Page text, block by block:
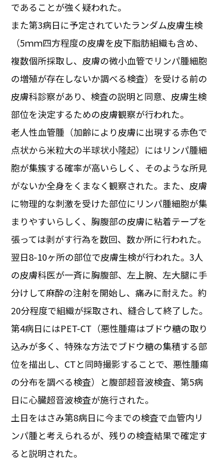
であることが強く疑われた。
また第3病日に予定されていたランダム皮膚生検
（5ｍｍ四方程度の皮膚を皮下脂肪組織も含め、
複数個所採取し、皮膚の微小血管でリンパ腫細胞
の増殖が存在しないか調べる検査）を受ける前の
皮膚科診察があり、検査の説明と同意、皮膚生検
部位を決定するための皮膚観察が行われた。
老人性血管腫（加齢により皮膚に出現する赤色で
点状から米粒大の半球状小隆起）にはリンパ腫細
胞が集簇する確率が高いらしく、そのような所見
がないか全身をくまなく観察された。また、皮膚
に物理的な刺激を受けた部位にリンパ腫細胞が集
まりやすいらしく、胸腹部の皮膚に粘着テープを
張っては剥がす行為を数回、数か所に行われた。
翌日8-10ヶ所の部位で皮膚生検が行われた。3人
の皮膚科医が一斉に胸腹部、左上腕、左大腿に手
分けして麻酔の注射を開始し、痛みに耐えた。約
20分程度で組織が採取され、縫合して終了した。
第4病日にはPET-CT（悪性腫瘍はブドウ糖の取り
込みが多く、特殊な方法でブドウ糖の集積する部
位を描出し、CTと同時撮影することで、悪性腫瘍
の分布を調べる検査）と腹部超音波検査、第5病
日に心臓超音波検査が施行された。
土日をはさみ第8病日に今までの検査で血管内リ
ンパ腫と考えられるが、残りの検査結果で確定す
ると説明された。